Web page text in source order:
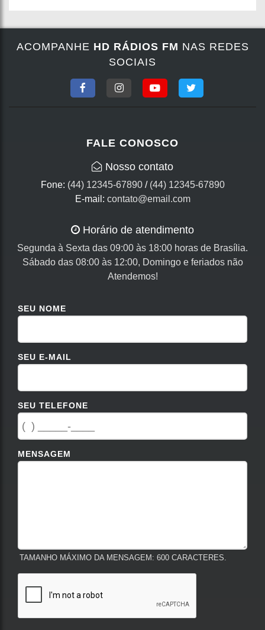
ACOMPANHE HD RÁDIOS FM NAS REDES
SOCIAIS
FALE CONOSCO
Nosso contato
Fone: (44) 12345-67890/ (44) 12345-67890
E-mail: contato@email.com
Horário de atendimento
Segunda à Sexta das 09:00 às 18:00 horas de Brasília.
Sábado das 08:00 às 12:00, Domingo e feriados não
Atendemos!
SEU NOME
SEU E-MAIL
SEU TELEFONE
MENSAGEM
TAMANHO MÁXIMO DA MENSAGEM: 600 CARACTERES.